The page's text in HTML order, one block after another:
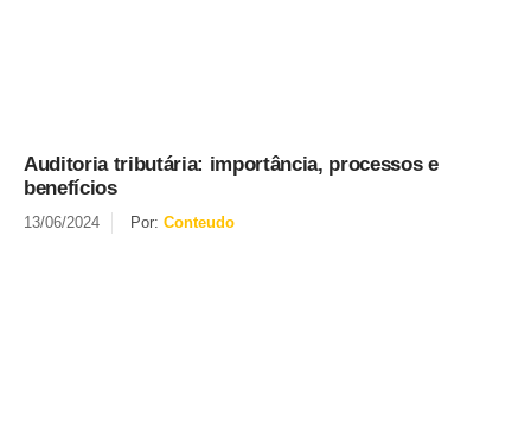
Auditoria tributária: importância, processos e
benefícios
13/06/2024 Por: Conteudo